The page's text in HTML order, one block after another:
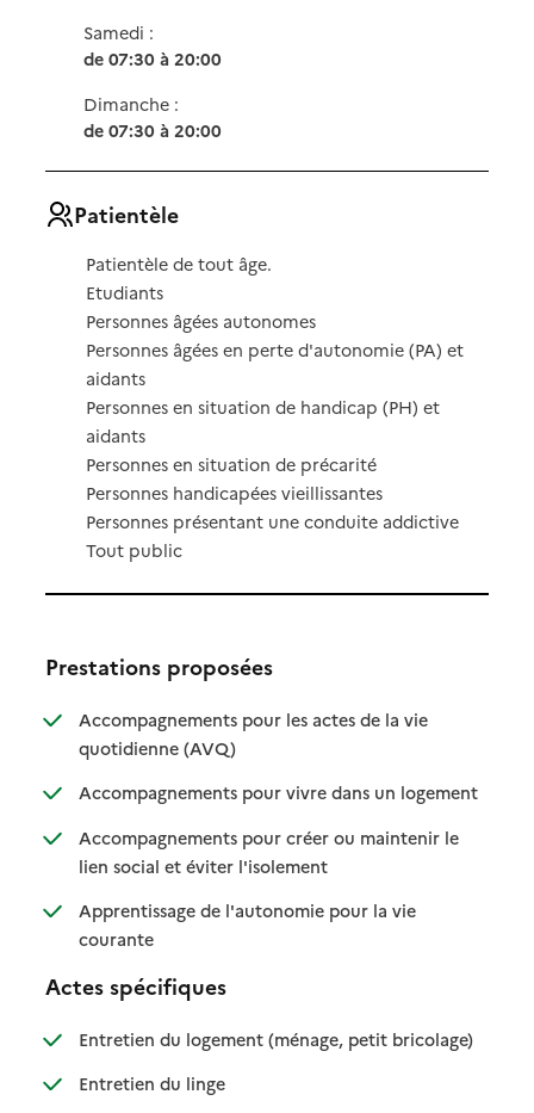
Samedi :
de 07:30 à 20:00
Dimanche :
de 07:30 à 20:00
Patientèle
Patientèle de tout âge.
Etudiants
Personnes âgées autonomes
Personnes âgées en perte d'autonomie (PA) et
aidants
Personnes en situation de handicap (PH) et
aidants
Personnes en situation de précarité
Personnes handicapées vieillissantes
Personnes présentant une conduite addictive
Tout public
Prestations proposées
Accompagnements pour les actes de la vie
quotidienne (AVQ): disponible
: non disponible
Accompagnements pour vivre dans un logement
:
: non
Accompagnements pour créer ou maintenir le
lien social et éviter l'isolement: disponible
: non disponible
Apprentissage de l'autonomie pour la vie
courante: disponible
: non disponible
Actes spécifiques
Entretien du logement (ménage, petit bricolage): disponible
: non
Entretien du linge: disponible
: non disponible